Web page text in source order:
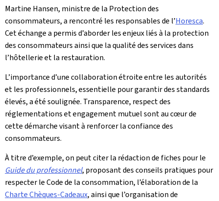
Martine Hansen, ministre de la Protection des
consommateurs, a rencontré les responsables de l’Horesca.
Cet échange a permis d’aborder les enjeux liés à la protection
des consommateurs ainsi que la qualité des services dans
l’hôtellerie et la restauration.
L’importance d’une collaboration étroite entre les autorités
et les professionnels, essentielle pour garantir des standards
élevés, a été soulignée. Transparence, respect des
réglementations et engagement mutuel sont au cœur de
cette démarche visant à renforcer la confiance des
consommateurs.
À titre d’exemple, on peut citer la rédaction de fiches pour le
Guide du professionnel, proposant des conseils pratiques pour
respecter le Code de la consommation, l’élaboration de la
Charte Chèques-Cadeaux, ainsi que l’organisation de